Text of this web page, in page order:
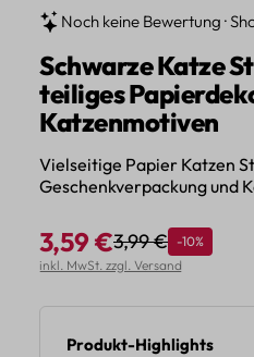
Noch keine Bewertung ·
Schwarze Katze
teiliges
Katzenmotiven
Vielseitige Papier Katzen
Geschenkverpackung und
Verkaufspreis:
3,59 €Regulärer Preis:
3,99 € Rabatt
-10%
inkl. MwSt. zzgl. Versand
Produkt-Highlights